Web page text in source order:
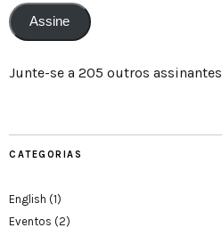
Assine
Junte-se a 205 outros assinantes
CATEGORIAS
English (1)
Eventos (2)